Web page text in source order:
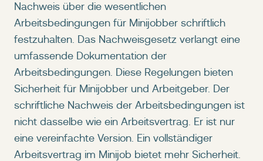
Nachweis über die wesentlichen
Arbeitsbedingungen für Minijobber schriftlich
festzuhalten. Das Nachweisgesetz verlangt eine
umfassende Dokumentation der
Arbeitsbedingungen. Diese Regelungen bieten
Sicherheit für Minijobber und Arbeitgeber. Der
schriftliche Nachweis der Arbeitsbedingungen ist
nicht dasselbe wie ein Arbeitsvertrag. Er ist nur
eine vereinfachte Version. Ein vollständiger
Arbeitsvertrag im Minijob bietet mehr Sicherheit.